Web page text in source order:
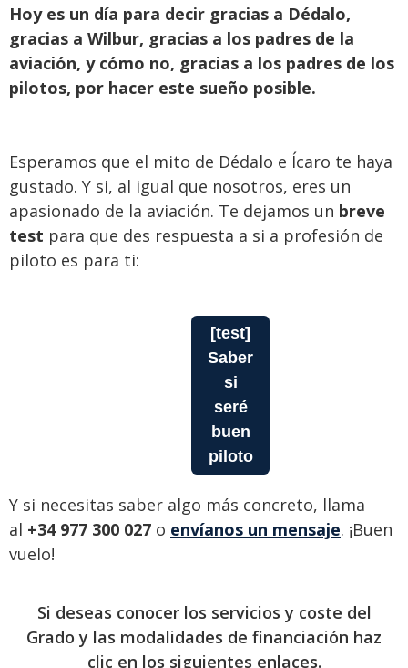
Hoy es un día para decir gracias a Dédalo,
gracias a Wilbur, gracias a los padres de la
aviación, y cómo no, gracias a los padres de los
pilotos, por hacer este sueño posible.
Esperamos que el mito de Dédalo e Ícaro te haya
gustado. Y si, al igual que nosotros, eres un
apasionado de la aviación. Te dejamos un breve
test para que des respuesta a si a profesión de
piloto es para ti:
[test]
Saber
si
seré
buen
piloto
Y si necesitas saber algo más concreto, llama
al +34 977 300 027 o envíanos un mensaje. ¡Buen
vuelo!
Si deseas conocer los servicios y coste del
Grado y las modalidades de financiación haz
clic en los siguientes enlaces.